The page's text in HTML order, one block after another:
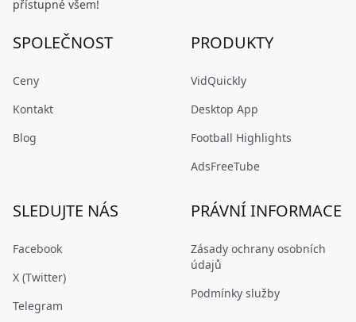
přístupné všem!
SPOLEČNOST
Ceny
Kontakt
Blog
PRODUKTY
VidQuickly
Desktop App
Football Highlights
AdsFreeTube
SLEDUJTE NÁS
Facebook
X (Twitter)
Telegram
PRÁVNÍ INFORMACE
Zásady ochrany osobních
údajů
Podmínky služby